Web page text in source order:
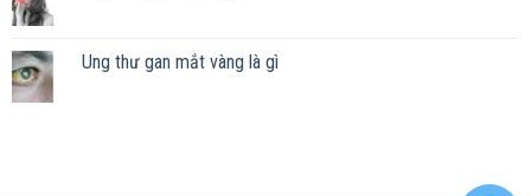
Ung thư gan mắt vàng là gì